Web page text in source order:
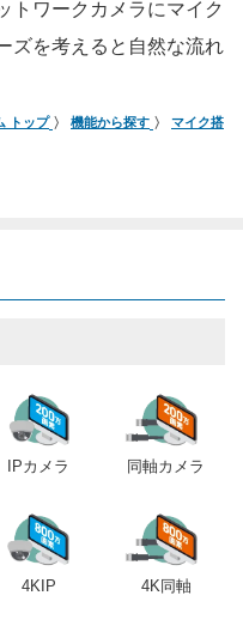
トワークカメラにマイク
ズを考えると自然な流れ
トップ 機能から探す マイク搭載
IPカメラ 同軸カメラ
4KIP 4K同軸